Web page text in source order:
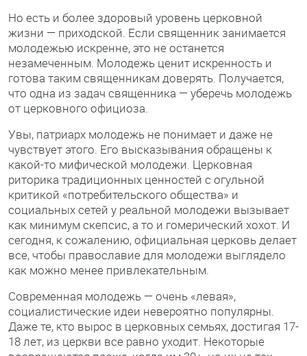
Но есть и более здоровый уровень церковной
жизни — приходской. Если священник занимается
молодежью искренне, это не останется
незамеченным. Молодежь ценит искренность и
готова таким священникам доверять. Получается,
что одна из задач священника — уберечь молодежь
от церковного официоза.
Увы, патриарх молодежь не понимает и даже не
чувствует этого. Его высказывания обращены к
какой-то мифической молодежи. Церковная
риторика традиционных ценностей с огульной
критикой «потребительского общества» и
социальных сетей у реальной молодежи вызывает
как минимум скепсис, а то и гомерический хохот. И
сегодня, к сожалению, официальная церковь делает
все, чтобы православие для молодежи выглядело
как можно менее привлекательным.
Современная молодежь — очень «левая»,
социалистические идеи невероятно популярны.
Даже те, кто вырос в церковных семьях, достигая 17-
18 лет, из церкви все равно уходит. Некоторые